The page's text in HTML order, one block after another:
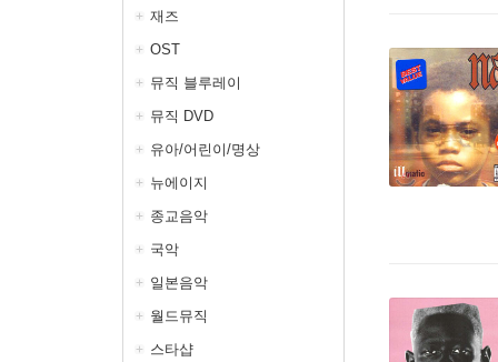
재즈
OST
뮤직 블루레이
뮤직 DVD
유아/어린이/명상
뉴에이지
종교음악
국악
일본음악
월드뮤직
스타샵